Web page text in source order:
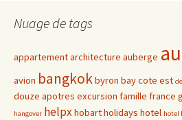
Nuage de tags
appartementarchitecture auberge
avion bangkokbyron baycote est
douze apotres excursion famille france
hangover helpxhobartholidays hotel hotel